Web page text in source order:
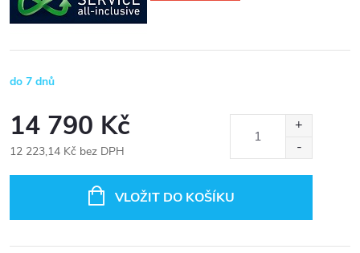
do 7 dnů
14 790 Kč
12 223,14 Kč bez DPH
VLOŽIT DO KOŠÍKU